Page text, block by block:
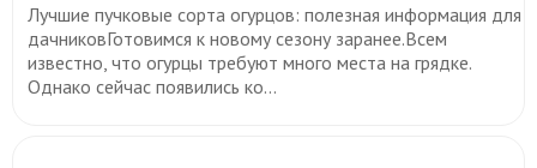
Лучшие пучковые сорта огурцов: полезная информация для
дачниковГотовимся к новому сезону заранее.Всем
известно, что огурцы требуют много места на грядке.
Однако сейчас появились ко...